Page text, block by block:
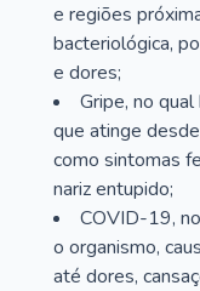
e regiões
bacteriológica,
e dores;
Gripe, no
que atinge
como sintomas
nariz entupido;
COVID-19,
o organismo,
até dores,